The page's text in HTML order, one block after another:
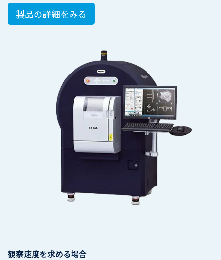
製品の詳細をみる
観察速度を求める場合